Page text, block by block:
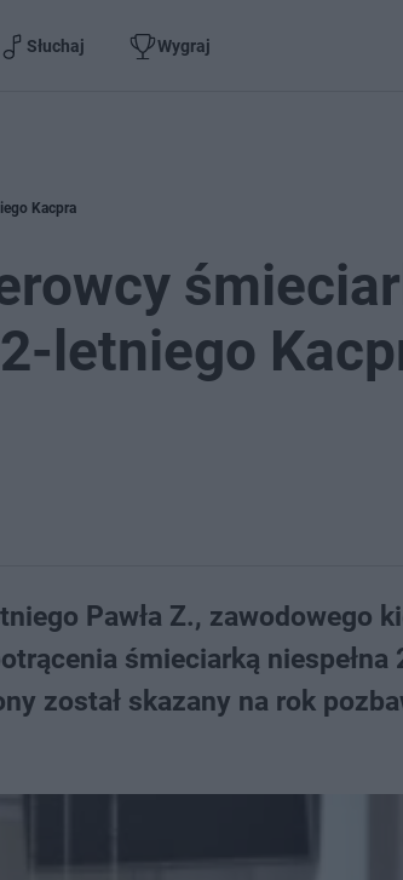
Słuchaj Wygraj
Kacpra
letniego
Pawła Z., zawodowego
śmieciarką niespełna
został skazany na rok